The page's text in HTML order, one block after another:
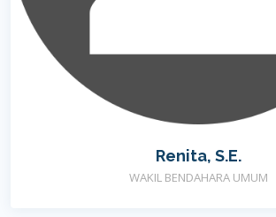
Renita, S.E.
WAKIL BENDAHARA UMUM